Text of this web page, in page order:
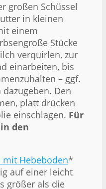
großen Schüssel
in kleinen
einem
Stücke
verquirlen, zur
einarbeiten, bis
– ggf.
Den
platt drücken
einschlagen. Für
den
Hebeboden*
auf einer leicht
größer als die